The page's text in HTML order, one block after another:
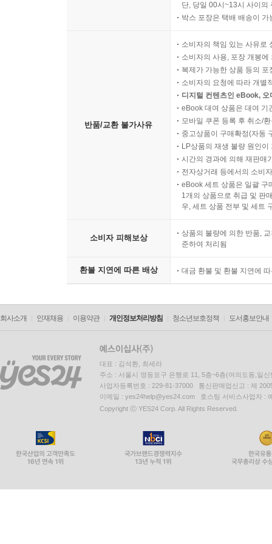
단, 당일 00시~13시 사이의
박스 포장은 택배 배송이
반품/교환 불가사유
소비자의 책임 있는 사유로
소비자의 사용, 포장 개봉
복제가 가능한 상품 등의
소비자의 요청에 따라 개별
디지털 컨텐츠인 eBook,
eBook 대여 상품은 대여 기
모바일 쿠폰 등록 후 취소/
중고상품이 구매확정(자동
LP상품의 재생 불량 원인
시간의 경과에 의해 재판매
전자상거래 등에서의 소비
eBook 세트 상품은 일괄 구
1개의 상품으로 취급 및 판
우, 세트 상품 전부 및 세트
소비자 피해보상
상품의 불량에 의한 반품,
준하여 처리됨
환불 지연에 따른 배상 대금 환불 및 환불 지연에
회사소개 인재채용 이용약관 개인정보처리방침 청소년보호정책 도서홍보안내
대표 : 김석환, 최세라
주소 : 서울시 영등포구 은행로 11, 5층~6층(여의도동,일신
사업자등록번호 : 229-81-37000 통신판매업신고 : 제
이메일 : yes24help@yes24.com 호스팅 서비스사업자 :
Copyright ⓒ YES24 Corp. All Rights Reserved.